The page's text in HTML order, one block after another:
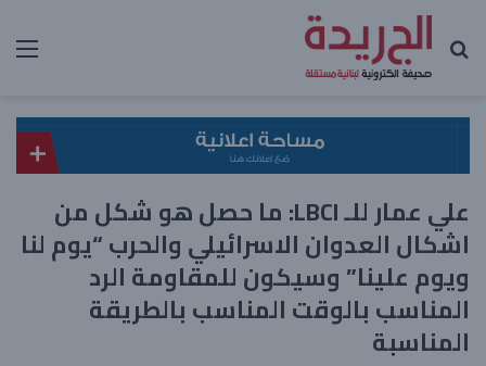
بحث عن
علي عمار للـ LBCI: ما حصل هو شكل من
اشكال العدوان الاسرائيلي والحرب “يوم لنا
ويوم علينا” وسيكون للمقاومة الرد
المناسب بالوقت المناسب بالطريقة
المناسبة